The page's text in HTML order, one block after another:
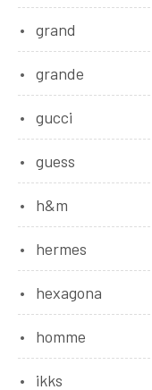
grand
grande
gucci
guess
h&m
hermes
hexagona
homme
ikks